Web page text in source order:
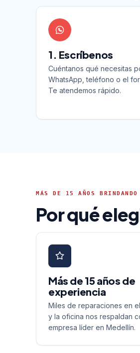
1. Escríbenos
Cuéntanos qué necesitas
WhatsApp, teléfono o el
Te atendemos rápido.
MÁS DE 15 AÑOS BRINDANDO
Por qué
Más de 15 años de
experiencia
Miles de reparaciones en
y la oficina nos respaldan
empresa líder en Medellín.